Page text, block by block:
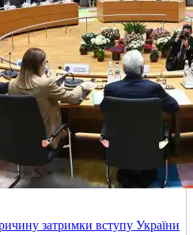
затримки вступу України